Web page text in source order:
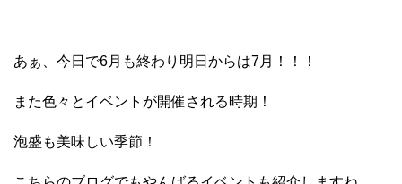
あぁ、今日で6月も終わり明日からは7月！！！
また色々とイベントが開催される時期！
泡盛も美味しい季節！